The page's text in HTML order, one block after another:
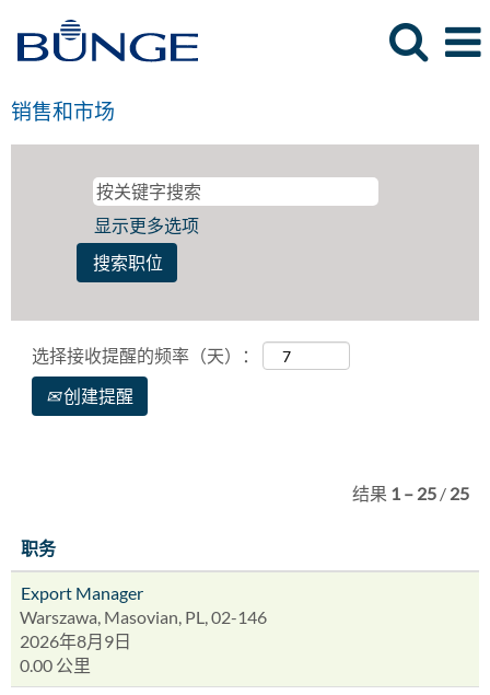
销售和市场
显示更多选项
选择接收提醒的频率（天）：
创建提醒
结果 1 – 25 / 25
职务
Export Manager
Warszawa, Masovian, PL, 02-146
2026年8月9日
0.00 公里